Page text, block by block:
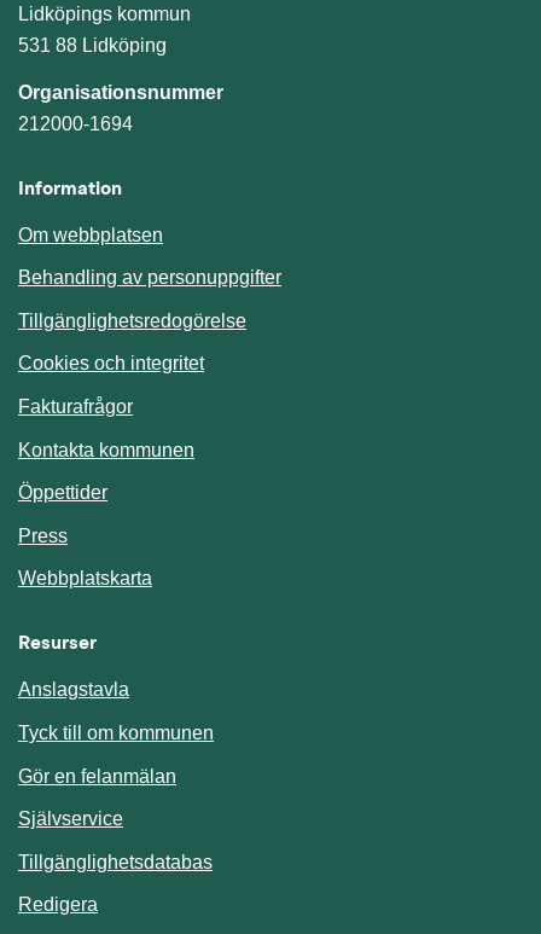
Lidköpings kommun
531 88 Lidköping
Organisationsnummer
212000-1694
Information
Om webbplatsen
Behandling av personuppgifter
Tillgänglighetsredogörelse
Cookies och integritet
Fakturafrågor
Kontakta kommunen
Öppettider
Press
Webbplatskarta
Resurser
Anslagstavla
Tyck till om kommunen
Gör en felanmälan
SjälvserviceLänk till annan webbplats.
TillgänglighetsdatabasLänk till annan webbplats.
Redigera